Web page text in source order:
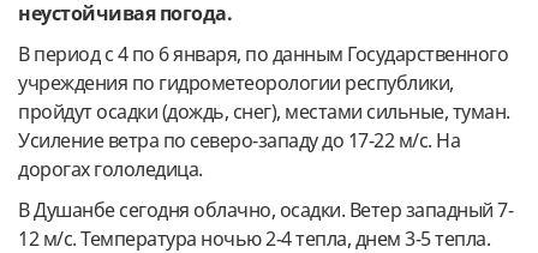
неустойчивая погода.
В период с 4 по 6 января, по данным Государственного
учреждения по гидрометеорологии республики,
пройдут осадки (дождь, снег), местами сильные, туман.
Усиление ветра по северо-западу до 17-22 м/с. На
дорогах гололедица.
В Душанбе сегодня облачно, осадки. Ветер западный 7-
12 м/с. Температура ночью 2-4 тепла, днем 3-5 тепла.